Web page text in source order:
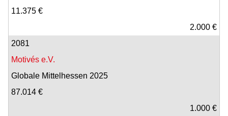
11.375 €
2.000 €
2081
Motivés e.V.
Globale Mittelhessen 2025
87.014 €
1.000 €